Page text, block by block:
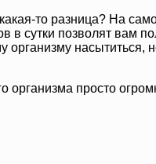
то разница? На
в сутки позволят вам
организму
организма просто